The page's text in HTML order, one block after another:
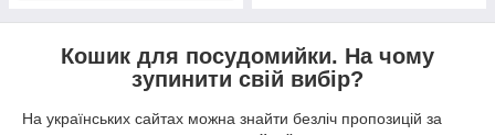
Кошик для посудомийки. На чому
зупинити свій вибір?
На українських сайтах можна знайти безліч пропозицій за